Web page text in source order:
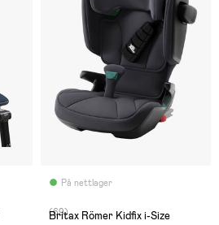
På nettlager
(69)
Britax Römer Kidfix i-Size